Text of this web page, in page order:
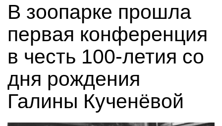
В зоопарке прошла
первая конференция
в честь 100-летия со
дня рождения
Галины Кученёвой